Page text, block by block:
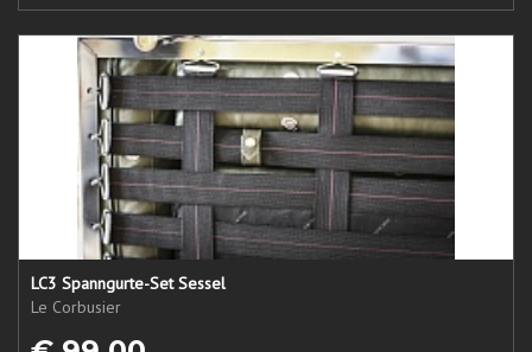
LC3 Spanngurte-Set Sessel
Le Corbusier